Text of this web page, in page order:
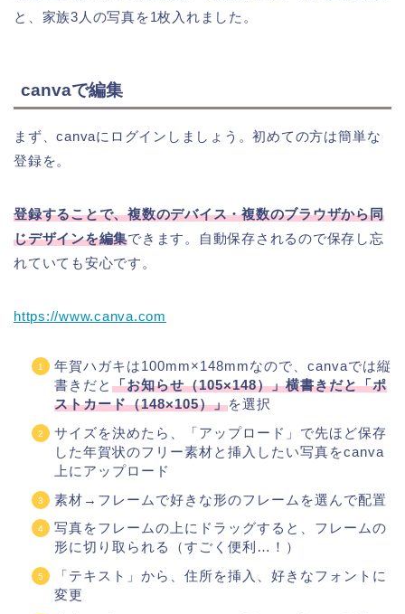
と、家族3人の写真を1枚入れました。
canvaで編集
まず、canvaにログインしましょう。初めての方は簡単な
登録を。
登録することで、複数のデバイス・複数のブラウザから同
じデザインを編集できます。自動保存されるので保存し忘
れていても安心です。
https://www.canva.com
年賀ハガキは100mm×148mmなので、canvaでは縦
書きだと 「お知らせ（105×148）」横書きだと「ポ
ストカード（148×105）」を選択
サイズを決めたら、「アップロード」で先ほど保存
した年賀状のフリー素材と挿入したい写真をcanva
上にアップロード
素材→フレームで好きな形のフレームを選んで配置
写真をフレームの上にドラッグすると、フレームの
形に切り取られる（すごく便利…！）
「テキスト」から、住所を挿入、好きなフォントに
変更